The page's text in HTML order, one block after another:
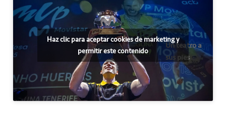
Un teatro a
sus pies
Haz clic para aceptar cookies de marketing y
permitir este contenido